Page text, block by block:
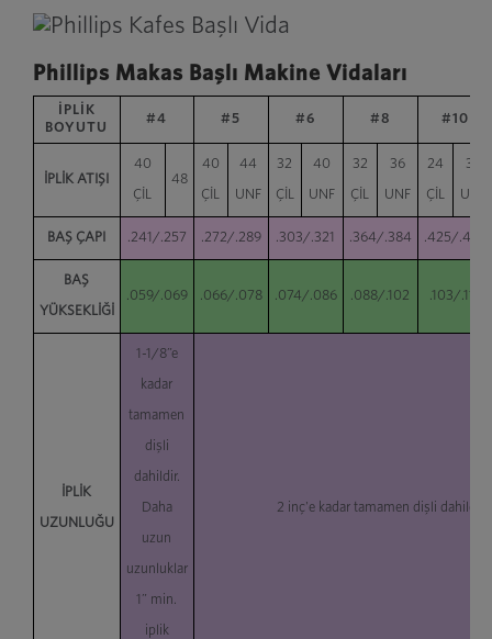
Phillips Makas Başlı Makine Vidaları
İPLİK
BOYUTU
#4 #5 #6 #8 #10
İPLİK ATIŞI
40
ÇİL
48
40
ÇİL
44
UNF
32
ÇİL
40
UNF
32
ÇİL
36
UNF
24
ÇİL
32
UNF
BAŞ ÇAPI .241/.257 .272/.289 .303/.321 .364/.384 .425/.448
BAŞ
YÜKSEKLİĞİ
.059/.069 .066/.078 .074/.086 .088/.102 .103/.118
İPLİK
UZUNLUĞU
1-1/8”e
kadar
tamamen
dişli
dahildir.
Daha
uzun
uzunluklar
1” min.
iplik
2 inç'e kadar tamamen dişli